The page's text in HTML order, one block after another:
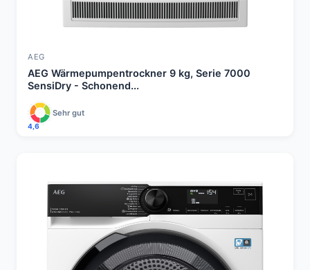
AEG
AEG Wärmepumpentrockner 9 kg, Serie 7000
SensiDry - Schonend...
4,6
Sehr gut